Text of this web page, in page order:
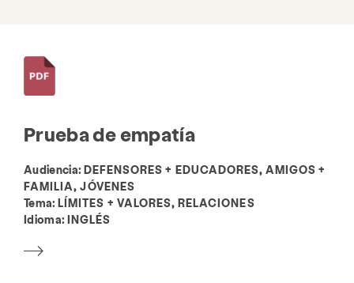
Prueba de empatía
Audiencia: DEFENSORES + EDUCADORES, AMIGOS +
FAMILIA, JÓVENES
Tema:LÍMITES + VALORES, RELACIONES
Idioma: INGLÉS